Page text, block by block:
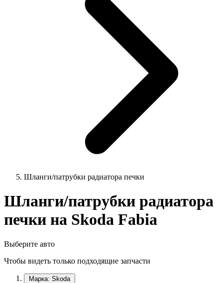
Шланги/патрубки радиатора печки
Шланги/патрубки радиатора
печки на Skoda Fabia
Выберите авто
Чтобы видеть только подходящие запчасти
Марка: Skoda